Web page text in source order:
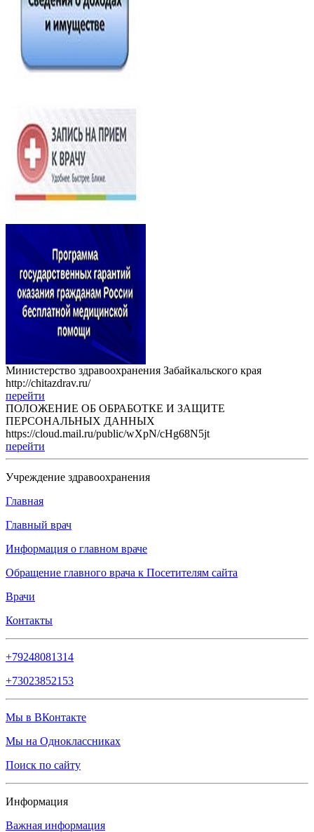
Министерство здравоохранения Забайкальского края
http://chitazdrav.ru/
перейти
ПОЛОЖЕНИЕ ОБ ОБРАБОТКЕ И ЗАЩИТЕ
ПЕРСОНАЛЬНЫХ ДАННЫХ
https://cloud.mail.ru/public/wXpN/cHg68N5jt
перейти
Учреждение здравоохранения
Главная
Главный врач
Информация о главном враче
Обращение главного врача к Посетителям сайта
Врачи
Контакты
+79248081314
+73023852153
Мы в ВКонтакте
Мы на Одноклассниках
Поиск по сайту
Информация
Важная информация